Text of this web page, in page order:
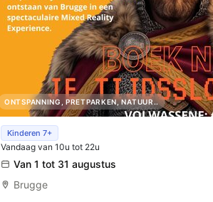
ONTSPANNING, PRETPARKEN, NATUUR..
Rise of Bruges - speel en beleef het ontstaan
van Brugge met familie en vrienden
Kinderen 7+
Vandaag van 10u tot 22u
Van 1 tot 31 augustus
Brugge